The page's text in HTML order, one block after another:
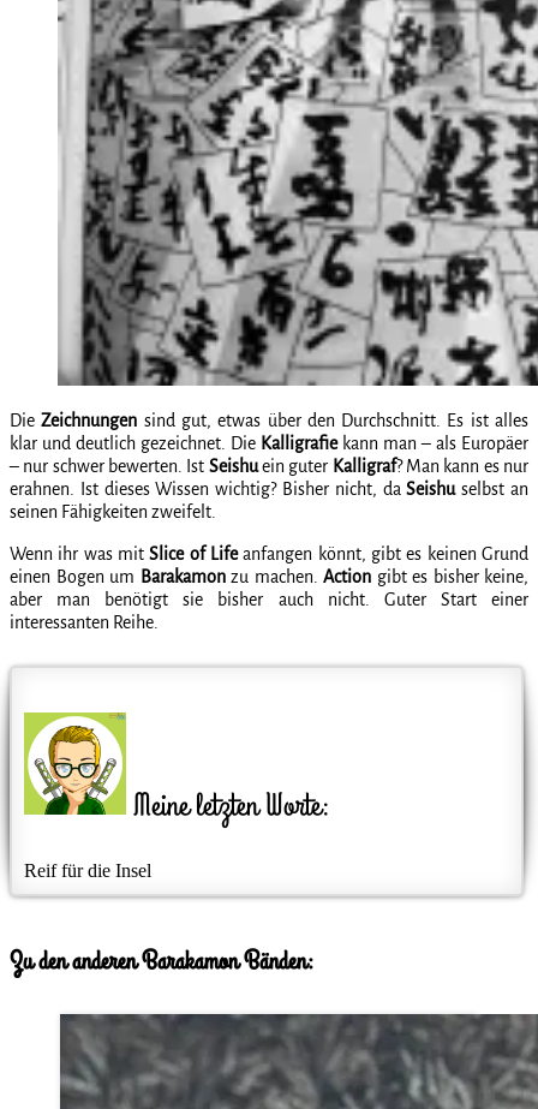
DieZeichnungen sind gut, etwas über den Durchschnitt. Es ist alles
klar und deutlich gezeichnet. Die Kalligrafiekann man – als Europäer
– nur schwer bewerten. Ist Seishuein guter Kalligraf? Man kann es nur
erahnen. Ist dieses Wissen wichtig? Bisher nicht, daSeishuselbst an
seinen Fähigkeiten zweifelt.
Wenn ihr was mitSlice of Lifeanfangen könnt, gibt es keinen Grund
einen Bogen um Barakamonzu machen. Action gibt es bisher keine,
aber man benötigt sie bisher auch nicht. Guter Start einer
interessanten Reihe.
Meine letzten Worte:
Reif für die Insel
Zu den anderen Barakamon Bänden: